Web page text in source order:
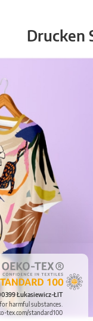
Drucken
Łukasiewicz-ŁIT
harmful substances.
tex.com/standard100